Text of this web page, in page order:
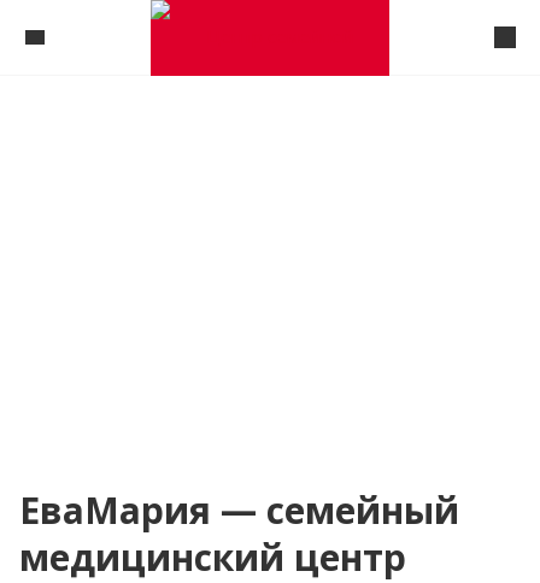
ЕваМария — семейный
медицинский центр